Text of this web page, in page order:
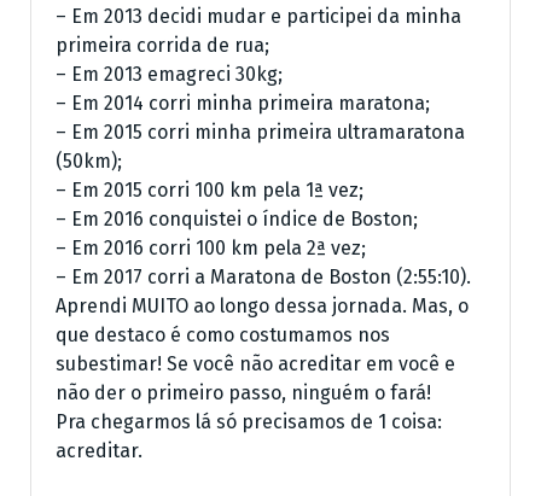
– Em 2013 decidi mudar e participei da minha
primeira corrida de rua;
– Em 2013 emagreci 30kg;
– Em 2014 corri minha primeira maratona;
– Em 2015 corri minha primeira ultramaratona
(50km);
– Em 2015 corri 100 km pela 1ª vez;
– Em 2016 conquistei o índice de Boston;
– Em 2016 corri 100 km pela 2ª vez;
– Em 2017 corri a Maratona de Boston (2:55:10).
Aprendi MUITO ao longo dessa jornada. Mas, o
que destaco é como costumamos nos
subestimar! Se você não acreditar em você e
não der o primeiro passo, ninguém o fará!
Pra chegarmos lá só precisamos de 1 coisa:
acreditar.